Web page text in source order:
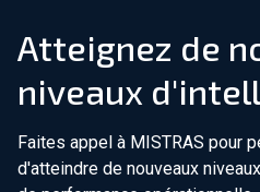
Atteignez de
niveaux
Faites appel à MISTRAS pour
d'atteindre de nouveaux